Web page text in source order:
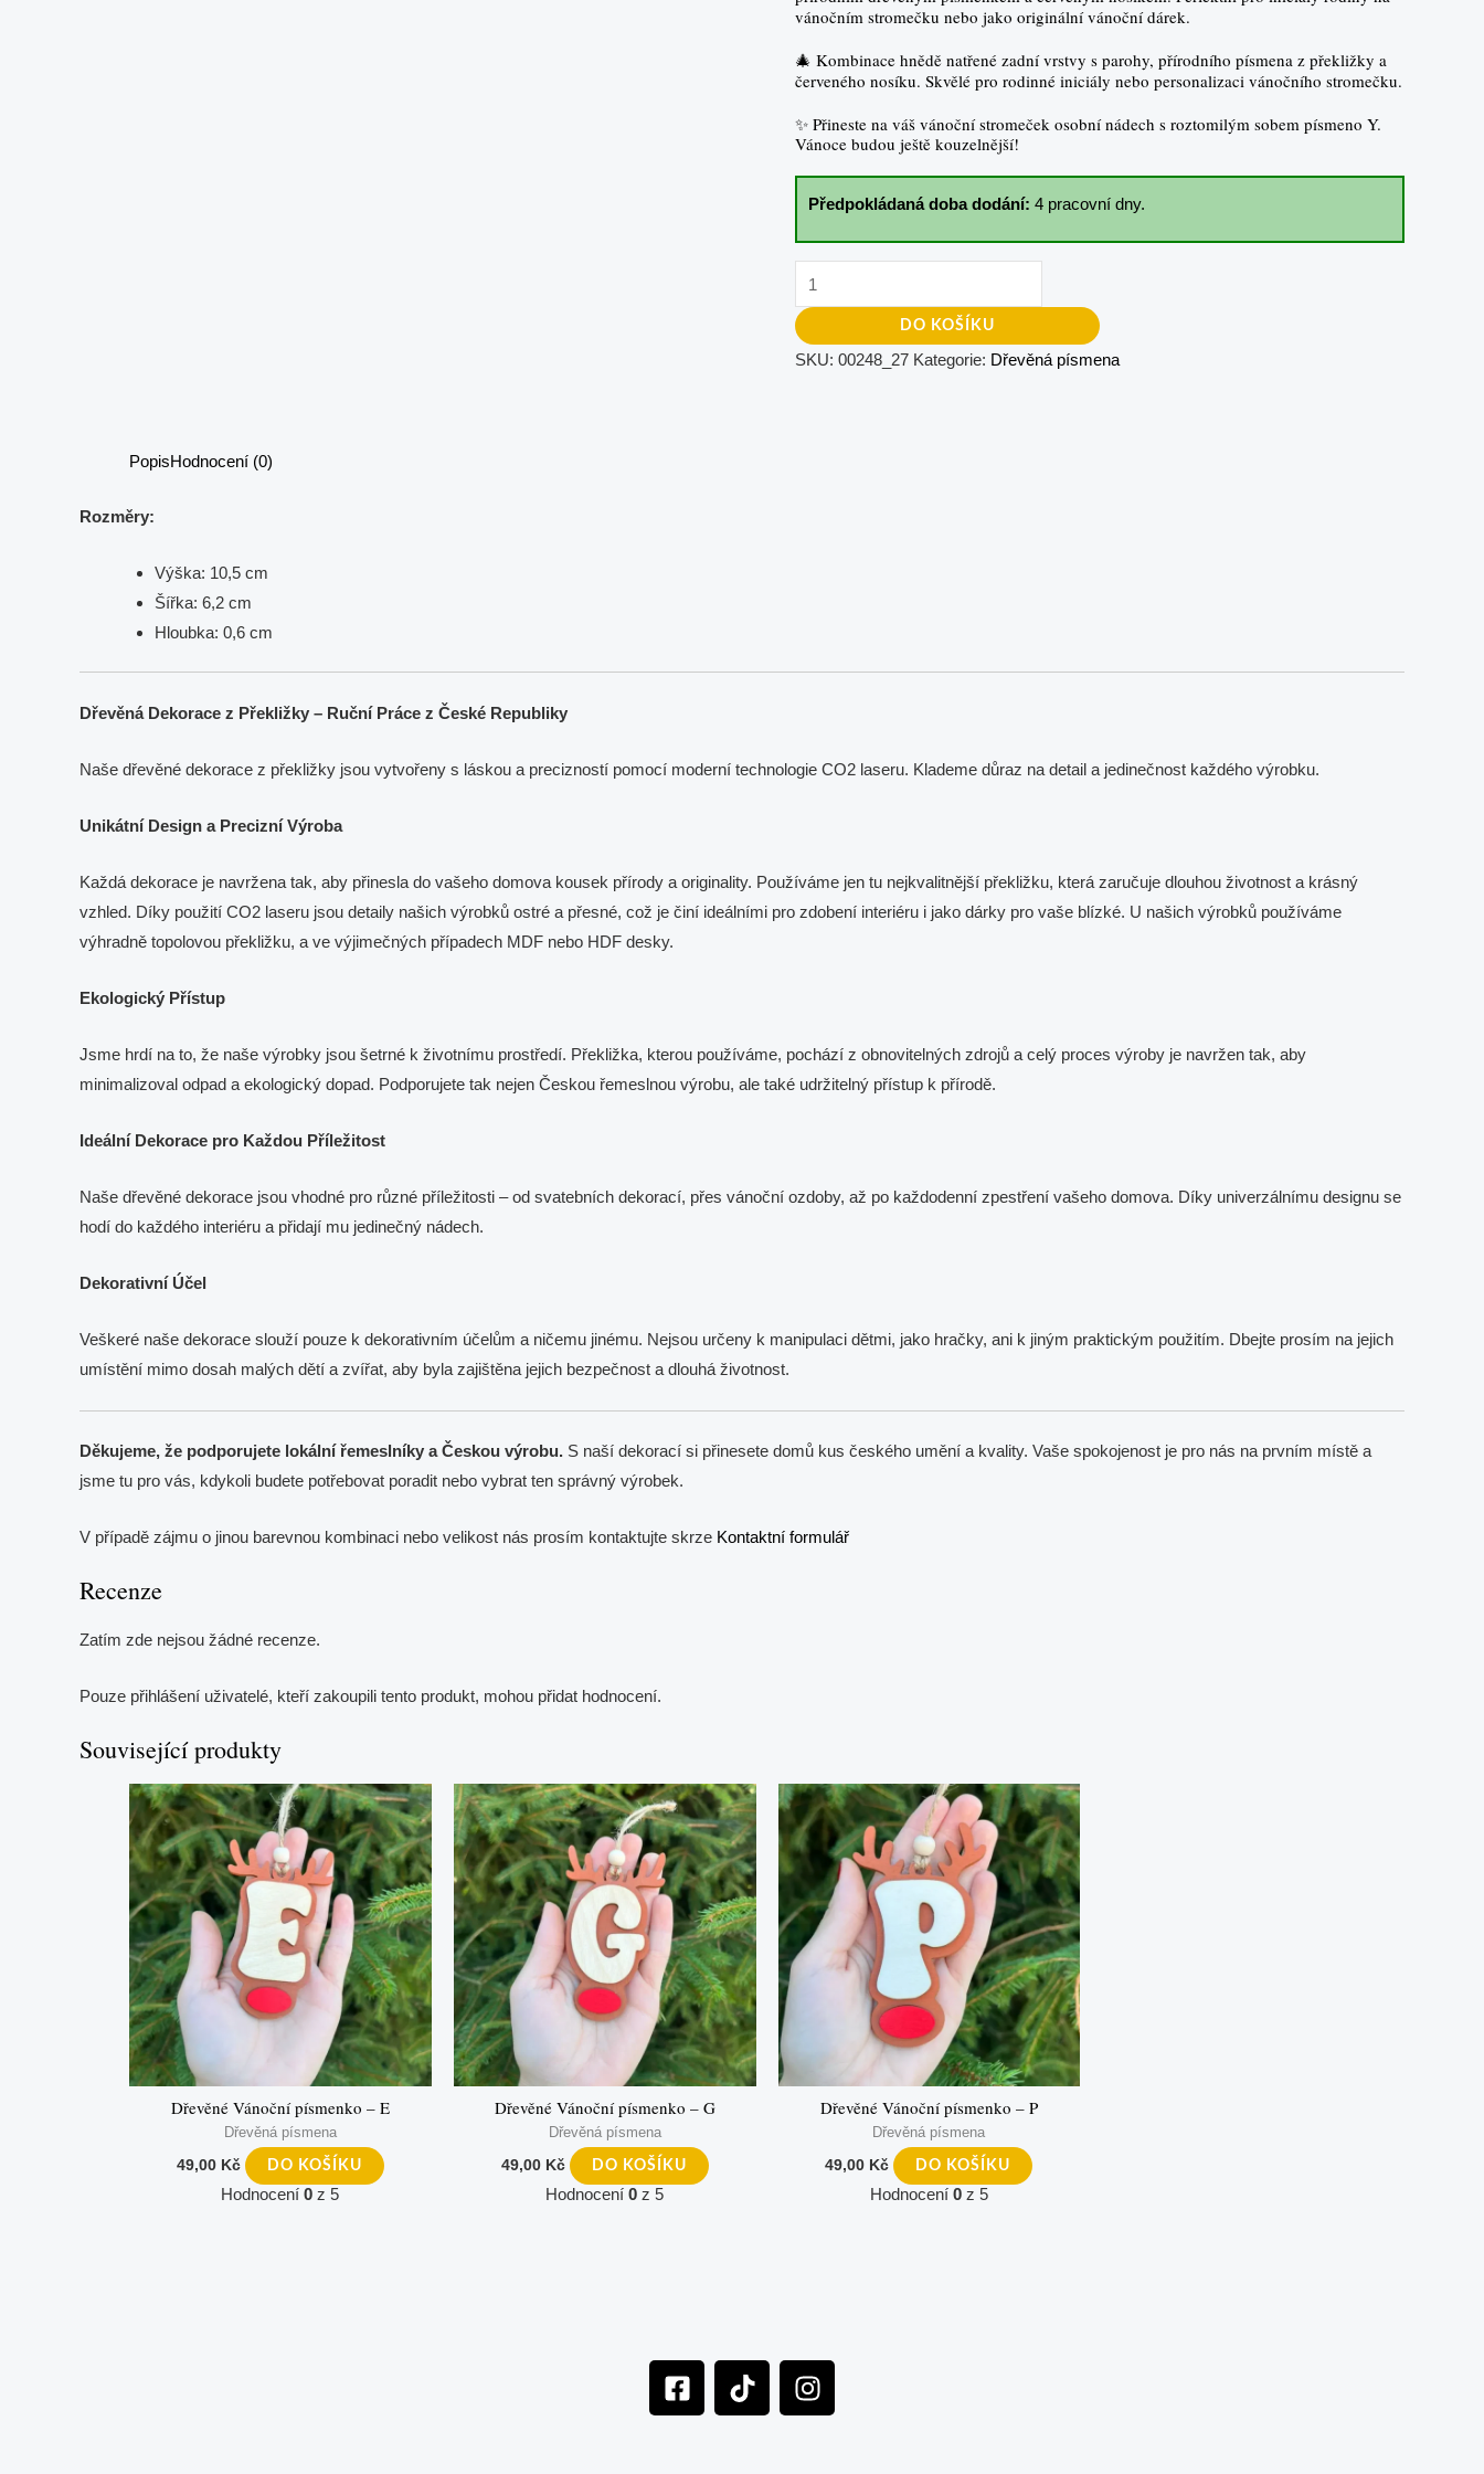
vánočním stromečku nebo jako originální vánoční dárek.
🎄 Kombinace hnědě natřené zadní vrstvy s parohy, přírodního písmena z překližky a
červeného nosíku. Skvělé pro rodinné iniciály nebo personalizaci vánočního stromečku.
✨ Přineste na váš vánoční stromeček osobní nádech s roztomilým sobem písmeno Y.
Vánoce budou ještě kouzelnější!
Předpokládaná doba dodání: 4 pracovní dny.
DO KOŠÍKU
SKU: 00248_27 Kategorie: Dřevěná písmena
PopisHodnocení (0)
Rozměry:
Výška: 10,5 cm
Šířka: 6,2 cm
Hloubka: 0,6 cm
Dřevěná Dekorace z Překližky – Ruční Práce z České Republiky
Naše dřevěné dekorace z překližky jsou vytvořeny s láskou a precizností pomocí moderní technologie CO2 laseru. Klademe důraz na detail a jedinečnost každého výrobku.
Unikátní Design a Precizní Výroba
Každá dekorace je navržena tak, aby přinesla do vašeho domova kousek přírody a originality. Používáme jen tu nejkvalitnější překližku, která zaručuje dlouhou životnost a krásný
vzhled. Díky použití CO2 laseru jsou detaily našich výrobků ostré a přesné, což je činí ideálními pro zdobení interiéru i jako dárky pro vaše blízké. U našich výrobků používáme
výhradně topolovou překližku, a ve výjimečných případech MDF nebo HDF desky.
Ekologický Přístup
Jsme hrdí na to, že naše výrobky jsou šetrné k životnímu prostředí. Překližka, kterou používáme, pochází z obnovitelných zdrojů a celý proces výroby je navržen tak, aby
minimalizoval odpad a ekologický dopad. Podporujete tak nejen Českou řemeslnou výrobu, ale také udržitelný přístup k přírodě.
Ideální Dekorace pro Každou Příležitost
Naše dřevěné dekorace jsou vhodné pro různé příležitosti – od svatebních dekorací, přes vánoční ozdoby, až po každodenní zpestření vašeho domova. Díky univerzálnímu designu se
hodí do každého interiéru a přidají mu jedinečný nádech.
Dekorativní Účel
Veškeré naše dekorace slouží pouze k dekorativním účelům a ničemu jinému. Nejsou určeny k manipulaci dětmi, jako hračky, ani k jiným praktickým použitím. Dbejte prosím na jejich
umístění mimo dosah malých dětí a zvířat, aby byla zajištěna jejich bezpečnost a dlouhá životnost.
Děkujeme, že podporujete lokální řemeslníky a Českou výrobu. S naší dekorací si přinesete domů kus českého umění a kvality. Vaše spokojenost je pro nás na prvním místě a
jsme tu pro vás, kdykoli budete potřebovat poradit nebo vybrat ten správný výrobek.
V případě zájmu o jinou barevnou kombinaci nebo velikost nás prosím kontaktujte skrze Kontaktní formulář
Recenze
Zatím zde nejsou žádné recenze.
Pouze přihlášení uživatelé, kteří zakoupili tento produkt, mohou přidat hodnocení.
Související produkty
Dřevěné Vánoční písmenko – E
Dřevěná písmena
49,00 Kč DO KOŠÍKU
Hodnocení0 z 5
Dřevěné Vánoční písmenko – G
Dřevěná písmena
49,00 Kč DO KOŠÍKU
Hodnocení0 z 5
Dřevěné Vánoční písmenko – P
Dřevěná písmena
49,00 Kč DO KOŠÍKU
Hodnocení 0z 5
F
a
T
i
I
n